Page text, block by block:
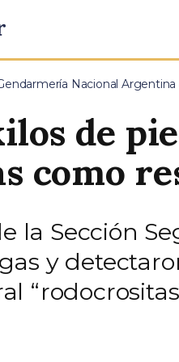
Nacional Argentina
de
como
la Sección
y